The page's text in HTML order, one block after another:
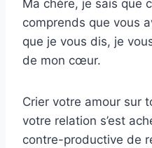
Ma chère, je sais que
comprends que vous
que je vous dis, je
de mon cœur.
Crier votre amour sur
votre relation s’est
contre-productive de